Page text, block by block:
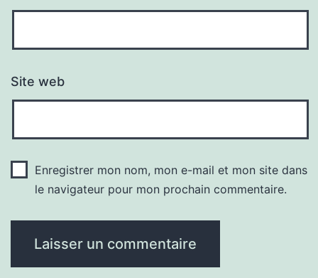
Site web
Enregistrer mon nom, mon e-mail et mon site dans
le navigateur pour mon prochain commentaire.